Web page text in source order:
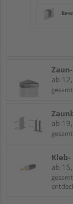
ab
ab
ab